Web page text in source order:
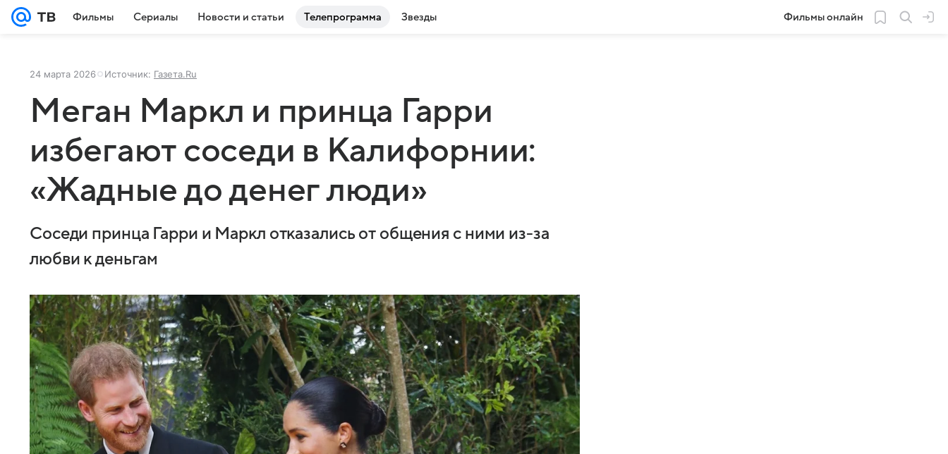
Фильмы Сериалы Новости и статьи Телепрограмма Звезды Фильмы онлайн
24 марта 2026 Источник: Газета.Ru
Меган Маркл и принца Гарри
избегают соседи в Калифорнии:
«Жадные до денег люди»
Соседи принца Гарри и Маркл отказались от общения с ними из-за
любви к деньгам